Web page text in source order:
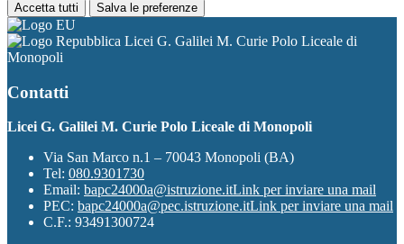
Accetta tutti Salva le preferenze
Licei G. Galilei M. Curie Polo Liceale di
Monopoli
Contatti
Licei G. Galilei M. Curie Polo Liceale di Monopoli
Via San Marco n.1 – 70043 Monopoli (BA)
Tel: 080.9301730
Email: bapc24000a@istruzione.itLink per inviare una mail
PEC: bapc24000a@pec.istruzione.itLink per inviare una mail
C.F.: 93491300724